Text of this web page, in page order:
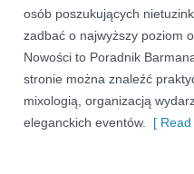
osób poszukujących
zadbać o najwyższy poziom
Nowości to Poradnik
stronie można znaleźć
mixologią, organizacją
eleganckich eventów.
[